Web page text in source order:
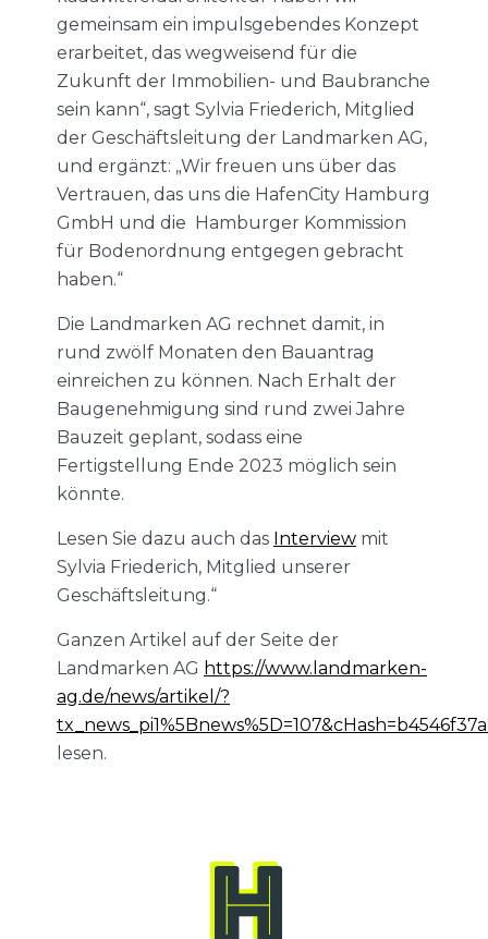
gemeinsam ein impulsgebendes Konzept
erarbeitet, das wegweisend für die
Zukunft der Immobilien- und Baubranche
sein kann“, sagt Sylvia Friederich, Mitglied
der Geschäftsleitung der Landmarken AG,
und ergänzt: „Wir freuen uns über das
Vertrauen, das uns die HafenCity Hamburg
GmbH und die Hamburger Kommission
für Bodenordnung entgegen gebracht
haben.“
Die Landmarken AG rechnet damit, in
rund zwölf Monaten den Bauantrag
einreichen zu können. Nach Erhalt der
Baugenehmigung sind rund zwei Jahre
Bauzeit geplant, sodass eine
Fertigstellung Ende 2023 möglich sein
könnte.
Lesen Sie dazu auch das Interview mit
Sylvia Friederich, Mitglied unserer
Geschäftsleitung.“
Ganzen Artikel auf der Seite der
Landmarken AG https://www.landmarken-
ag.de/news/artikel/?
lesen.